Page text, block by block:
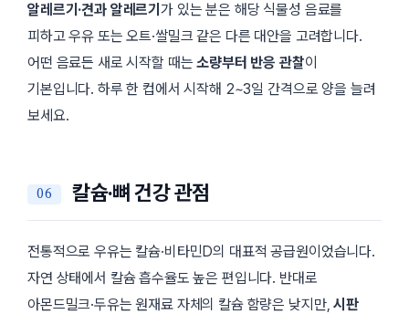
알레르기·견과 알레르기가 있는 분은 해당 식물성 음료를
피하고 우유 또는 오트·쌀밀크 같은 다른 대안을 고려합니다.
어떤 음료든 새로 시작할 때는소량부터 반응 관찰이
기본입니다. 하루 한 컵에서 시작해 2~3일 간격으로 양을 늘려
보세요.
칼슘·뼈 건강 관점
전통적으로 우유는 칼슘·비타민D의 대표적 공급원이었습니다.
자연 상태에서 칼슘 흡수율도 높은 편입니다. 반대로
아몬드밀크·두유는 원재료 자체의 칼슘 함량은 낮지만,시판